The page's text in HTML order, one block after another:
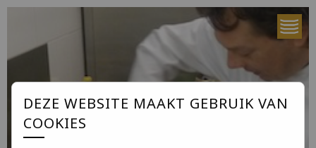
DEZE WEBSITE MAAKT GEBRUIK VAN
COOKIES